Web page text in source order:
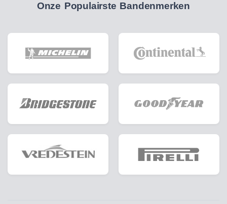
Onze Populairste Bandenmerken